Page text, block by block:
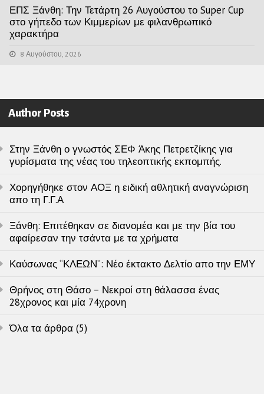
ΕΠΣ Ξάνθη: Την Τετάρτη 26 Αυγούστου το Super Cup
στο γήπεδο των Κιμμερίων με φιλανθρωπικό
χαρακτήρα
8 Αυγούστου, 2026
Author Posts
Στην Ξάνθη ο γνωστός ΣΕΦ Άκης Πετρετζίκης για
γυρίσματα της νέας του τηλεοπτικής εκπομπής.
Χορηγήθηκε στον ΑΟΞ η ειδική αθλητική αναγνώριση
απο τη Γ.Γ.Α
Ξάνθη: Επιτέθηκαν σε διανομέα και με την βία του
αφαίρεσαν την τσάντα με τα χρήματα
Καύσωνας “ΚΛΕΩΝ”: Νέο έκτακτο Δελτίο απο την ΕΜΥ
Θρήνος στη Θάσο – Νεκροί στη θάλασσα ένας
28χρονος και μία 74χρονη
Όλα τα άρθρα (5)